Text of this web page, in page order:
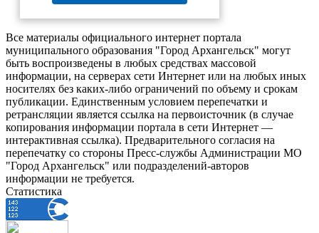
Все материалы официального интернет портала
муниципального образования "Город Архангельск" могут
быть воспроизведены в любых средствах массовой
информации, на серверах сети Интернет или на любых иных
носителях без каких-либо ограничений по объему и срокам
публикации. Единственным условием перепечатки и
ретрансляции является ссылка на первоисточник (в случае
копирования информации портала в сети Интернет —
интерактивная ссылка). Предварительного согласия на
перепечатку со стороны Пресс-службы Администрации МО
"Город Архангельск" или подразделений-авторов
информации не требуется.
Статистика